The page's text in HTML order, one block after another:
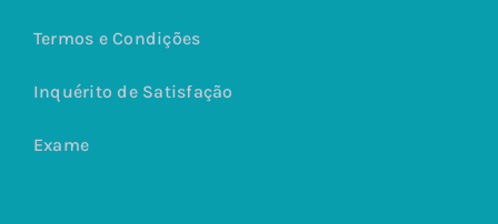
Termos e Condições
Inquérito de Satisfação
Exame